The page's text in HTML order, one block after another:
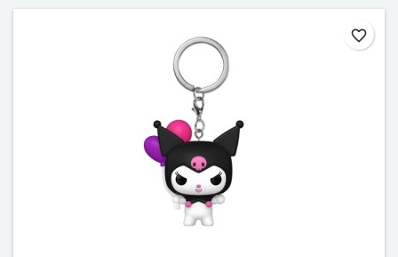
favorite_border